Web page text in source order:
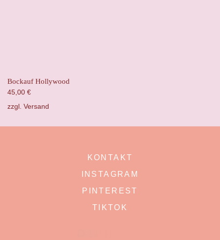
Bockauf Hollywood
45,00 €
zzgl. Versand
KONTAKT
INSTAGRAM
PINTEREST
TIKTOK